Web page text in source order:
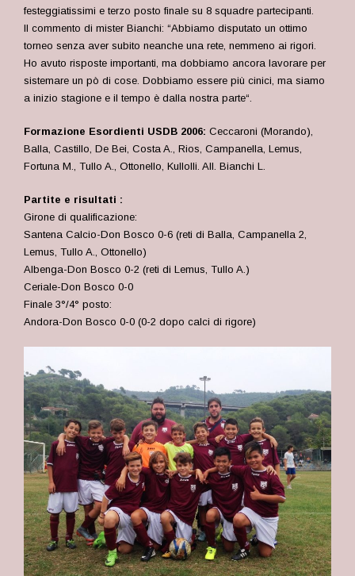
festeggiatissimi e terzo posto finale su 8 squadre partecipanti.
Il commento di mister Bianchi: “Abbiamo disputato un ottimo
torneo senza aver subito neanche una rete, nemmeno ai rigori.
Ho avuto risposte importanti, ma dobbiamo ancora lavorare per
sistemare un pò di cose. Dobbiamo essere più cinici, ma siamo
a inizio stagione e il tempo è dalla nostra parte“.
Formazione Esordienti USDB 2006: Ceccaroni (Morando),
Balla, Castillo, De Bei, Costa A., Rios, Campanella, Lemus,
Fortuna M., Tullo A., Ottonello, Kullolli. All. Bianchi L.
Partite e risultati :
Girone di qualificazione:
Santena Calcio-Don Bosco 0-6 (reti di Balla, Campanella 2,
Lemus, Tullo A., Ottonello)
Albenga-Don Bosco 0-2 (reti di Lemus, Tullo A.)
Ceriale-Don Bosco 0-0
Finale 3°/4° posto:
Andora-Don Bosco 0-0 (0-2 dopo calci di rigore)